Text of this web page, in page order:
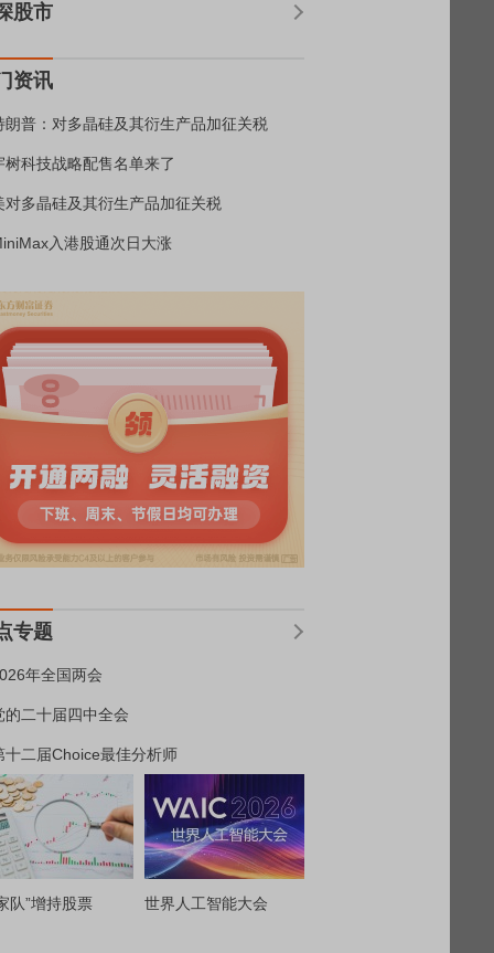
股市
资讯
朗普：对多晶硅及其衍生产品加征关税
树科技战略配售名单来了
对多晶硅及其衍生产品加征关税
入港股通次日大涨
专题
年全国两会
的二十届四中全会
十二届Choice最佳分析师
队”增持股票 世界人工智能大会